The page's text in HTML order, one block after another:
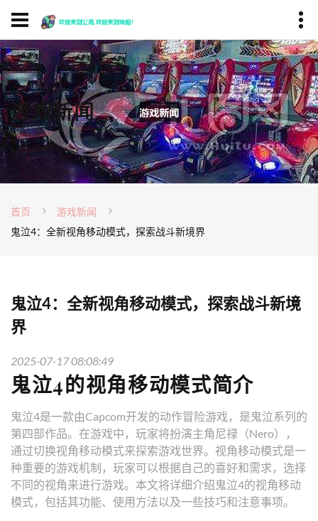
游戏新闻
首页
游戏新闻
鬼泣4：全新视角移动模式，探索战斗新境界
鬼泣4：全新视角移动模式，探索战斗新境
界
2025-07-17 08:08:49
鬼泣4的视角移动模式简介
鬼泣4是一款由Capcom开发的动作冒险游戏，是鬼泣系列的
第四部作品。在游戏中，玩家将扮演主角尼禄（Nero），
通过切换视角移动模式来探索游戏世界。视角移动模式是一
种重要的游戏机制，玩家可以根据自己的喜好和需求，选择
不同的视角来进行游戏。本文将详细介绍鬼泣4的视角移动
模式，包括其功能、使用方法以及一些技巧和注意事项。